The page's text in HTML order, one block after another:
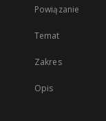
Powiązanie
Temat
Zakres
Opis